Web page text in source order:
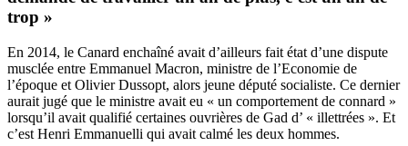
trop »
En 2014, le Canard enchaîné avait d’ailleurs fait état d’une dispute
musclée entre Emmanuel Macron, ministre de l’Economie de
l’époque et Olivier Dussopt, alors jeune député socialiste. Ce dernier
aurait jugé que le ministre avait eu « un comportement de connard »
lorsqu’il avait qualifié certaines ouvrières de Gad d’ « illettrées ». Et
c’est Henri Emmanuelli qui avait calmé les deux hommes.